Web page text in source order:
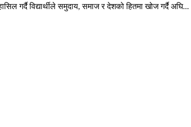
गर्दै विद्यार्थीले समुदाय, समाज र देशको हितमा खोज गर्दै अघि...